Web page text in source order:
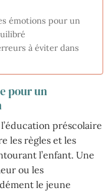
émotions pour un
à éviter dans
pour un
préscolaire
les règles et les
l’enfant. Une
ou les
le jeune